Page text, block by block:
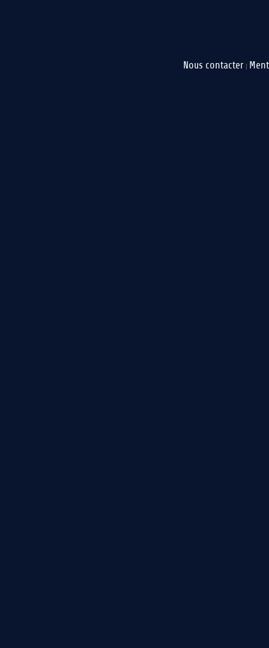
Nous contacter |